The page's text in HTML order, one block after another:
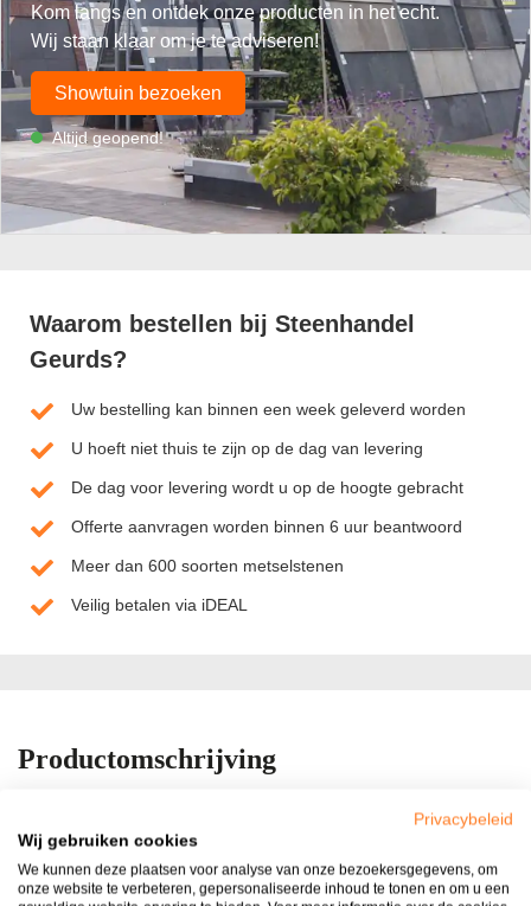
Kom langs en ontdek onze producten in het echt.
Wij staan klaar om je te adviseren!
Showtuin bezoeken
Altijd geopend!
Waarom bestellen bij Steenhandel
Geurds?
Uw bestelling kan binnen een week geleverd worden
U hoeft niet thuis te zijn op de dag van levering
De dag voor levering wordt u op de hoogte gebracht
Offerte aanvragen worden binnen 6 uur beantwoord
Meer dan 600 soorten metselstenen
Veilig betalen via iDEAL
Productomschrijving
Deze randen worden veel gebruikt als afdekplaat op een vijver
en op tuinmuren, wordt ook als vensterbank gebruikt.
Privacybeleid
Wij gebruiken cookies
We kunnen deze plaatsen voor analyse van onze bezoekersgegevens, om
onze website te verbeteren, gepersonaliseerde inhoud te tonen en om u een